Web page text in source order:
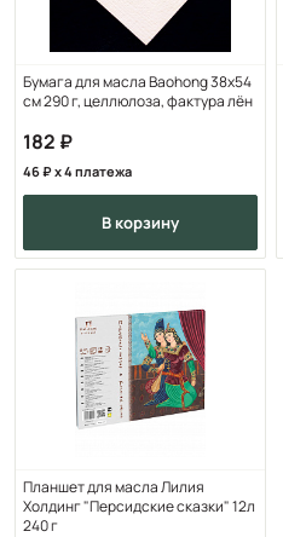
Бумага для масла Baohong 38х54
см 290 г, целлюлоза, фактура лён
182
46 x 4 платежа
в корзину
Планшет для масла Лилия
Холдинг "Персидские сказки" 12л
240 г